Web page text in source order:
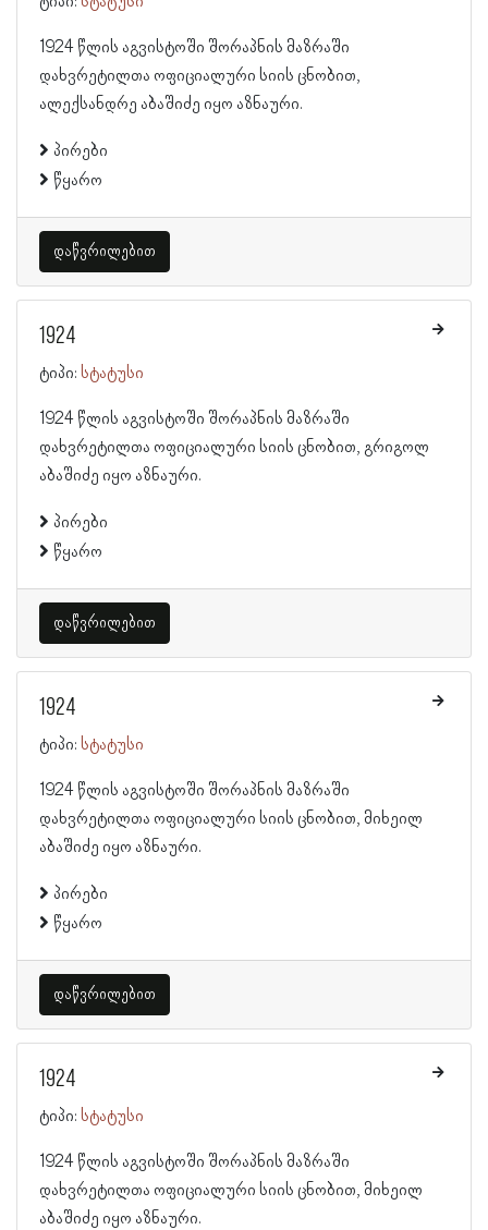
1924 წლის აგვისტოში შორაპნის მაზრაში
დახვრეტილთა ოფიციალური სიის ცნობით,
ალექსანდრე აბაშიძე იყო აზნაური.
პირები
წყარო
დაწვრილებით
1924
ტიპი: სტატუსი
1924 წლის აგვისტოში შორაპნის მაზრაში
დახვრეტილთა ოფიციალური სიის ცნობით, გრიგოლ
აბაშიძე იყო აზნაური.
პირები
წყარო
დაწვრილებით
1924
ტიპი: სტატუსი
1924 წლის აგვისტოში შორაპნის მაზრაში
დახვრეტილთა ოფიციალური სიის ცნობით, მიხეილ
აბაშიძე იყო აზნაური.
პირები
წყარო
დაწვრილებით
1924
ტიპი: სტატუსი
1924 წლის აგვისტოში შორაპნის მაზრაში
დახვრეტილთა ოფიციალური სიის ცნობით, მიხეილ
აბაშიძე იყო აზნაური.